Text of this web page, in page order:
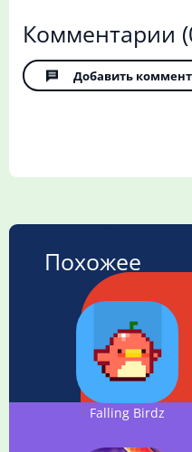
Комментарии
Добавить
Похожее
Falling Birdz